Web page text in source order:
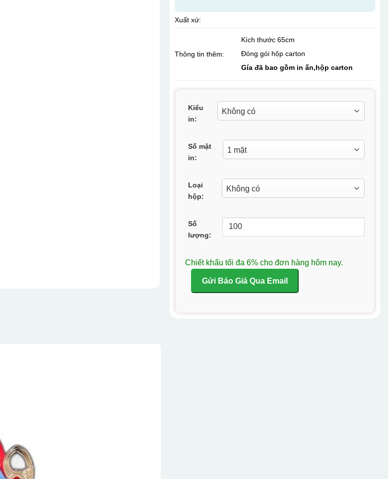
Xuất xứ:
Thông tin thêm:
Kích thước 65cm
Đóng gói hộp carton
Gía đã bao gồm in ấn,hộp carton
Kiểu
in:
Số mặt
in:
Loại
hộp:
Số
lượng:
Chiết khấu tối đa 6% cho đơn hàng hôm nay.
Gửi Báo Giá Qua Email